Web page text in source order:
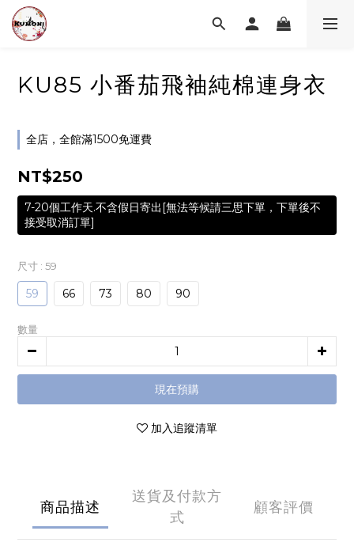
KU85 小番茄飛袖純棉連身衣
全店，全館滿1500免運費
NT$250
7-20個工作天.不含假日寄出[無法等候請三思下單，下單後不
接受取消訂單]
尺寸 : 59
59 66 73 80 90
數量
現在預購
加入追蹤清單
商品描述
送貨及付款方
式
顧客評價